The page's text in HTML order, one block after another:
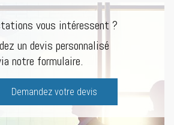
vous intéressent ?
un devis personnalisé
notre formulaire.
Demandez votre devis